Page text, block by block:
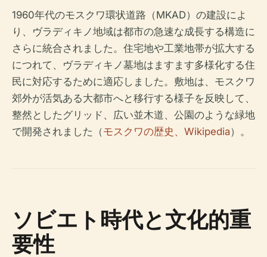
1960年代のモスクワ環状道路（MKAD）の建設によ
り、ヴラディキノ地域は都市の急速な成長する構造に
さらに統合されました。住宅地や工業地帯が拡大する
につれて、ヴラディキノ墓地はますます多様化する住
民に対応するために適応しました。敷地は、モスクワ
郊外が活気ある大都市へと移行する様子を反映して、
整然としたグリッド、広い並木道、公園のような緑地
で開発されました（モスクワの歴史、Wikipedia）。
ソビエト時代と文化的重
要性